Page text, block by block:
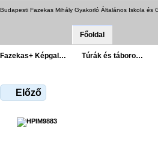
Budapesti Fazekas Mihály Gyakorló Általános Iskola és
Főoldal
Fazekas+ Képgal… Túrák és táboro…
Előző